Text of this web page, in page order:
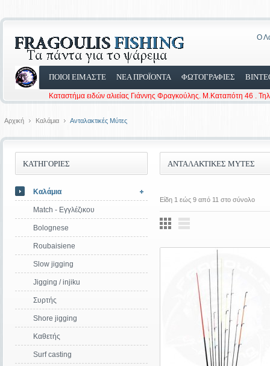
Ο
ΠΟΙΟΙ ΕΙΜΑΣΤΕ ΝΕΑ ΠΡΟΪΟΝΤΑ ΦΩΤΟΓΡΑΦΙΕΣ
Καταστήμα ειδών αλιείας Γιάννης Φραγκούλης. Μ.Καταπότη 46 .
Αρχική Καλάμια Ανταλακτικές Μύτες
ΑΝΤΑΛΑΚΤΙΚΈΣ ΜΎΤΕΣ
Είδη 1 εώς 9 από 11 στο σύνολο
ΚΑΤΗΓΟΡΙΕΣ
Καλάμια
Match - Εγγλέζικου
Bolognese
Roubaisiene
Slow jigging
Jigging / injiku
Συρτής
Shore jigging
Καθετής
Surf casting